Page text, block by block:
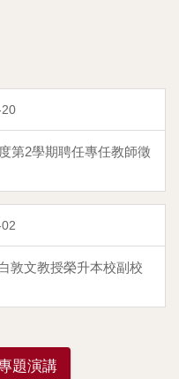
第2學期聘任專任教師徵
敦文教授榮升本校副校
題演講